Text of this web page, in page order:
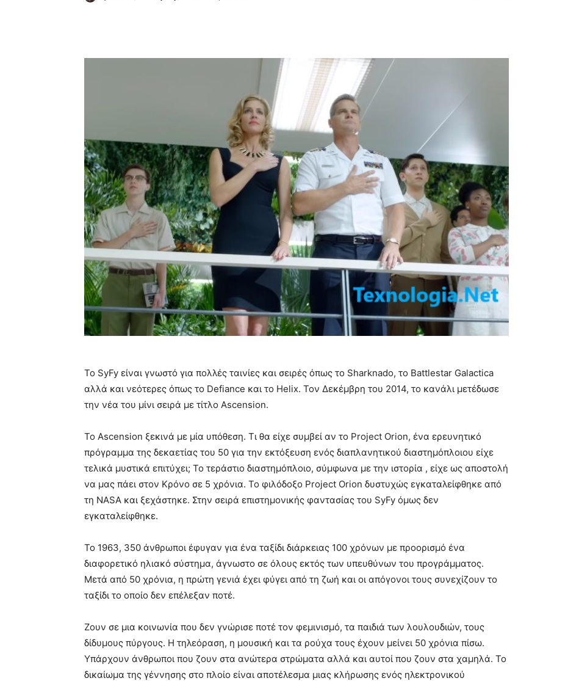
Το SyFy είναι γνωστό για πολλές ταινίες και σειρές όπως το Sharknado, το Battlestar Galactica
αλλά και νεότερες όπως το Defiance και το Helix. Τον Δεκέμβρη του 2014, το κανάλι μετέδωσε
την νέα του μίνι σειρά με τίτλο Ascension.
Το Ascension ξεκινά με μία υπόθεση. Τι θα είχε συμβεί αν το Project Orion, ένα ερευνητικό
πρόγραμμα της δεκαετίας του 50 για την εκτόξευση ενός διαπλανητικού διαστημόπλοιου είχε
τελικά μυστικά επιτύχει; Το τεράστιο διαστημόπλοιο, σύμφωνα με την ιστορία , είχε ως αποστολή
να μας πάει στον Κρόνο σε 5 χρόνια. Το φιλόδοξο Project Orion δυστυχώς εγκαταλείφθηκε από
τη NASA και ξεχάστηκε. Στην σειρά επιστημονικής φαντασίας του SyFy όμως δεν
εγκαταλείφθηκε.
Το 1963, 350 άνθρωποι έφυγαν για ένα ταξίδι διάρκειας 100 χρόνων με προορισμό ένα
διαφορετικό ηλιακό σύστημα, άγνωστο σε όλους εκτός των υπευθύνων του προγράμματος.
Μετά από 50 χρόνια, η πρώτη γενιά έχει φύγει από τη ζωή και οι απόγονοι τους συνεχίζουν το
ταξίδι το οποίο δεν επέλεξαν ποτέ.
Ζουν σε μια κοινωνία που δεν γνώρισε ποτέ τον φεμινισμό, τα παιδιά των λουλουδιών, τους
δίδυμους πύργους. Η τηλεόραση, η μουσική και τα ρούχα τους έχουν μείνει 50 χρόνια πίσω.
Υπάρχουν άνθρωποι που ζουν στα ανώτερα στρώματα αλλά και αυτοί που ζουν στα χαμηλά. Το
δικαίωμα της γέννησης στο πλοίο είναι αποτέλεσμα μιας κλήρωσης ενός ηλεκτρονικού